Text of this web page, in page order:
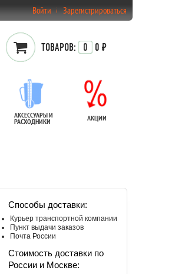
Войти Зарегистрироваться
ТОВАРОВ: 0 0 ₽
АКСЕССУАРЫ И
РАСХОДНИКИ АКЦИИ
Способы доставки:
Курьер транспортной компании
Пункт выдачи заказов
Почта России
Стоимость доставки по
России и Москве: